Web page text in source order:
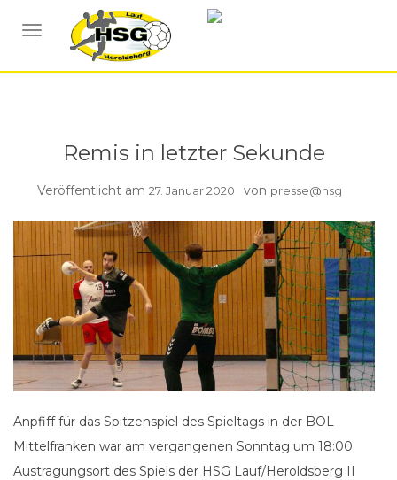
NAVIGATION UMSCHALTEN
BERICHTE BERICHTE HSG2
Remis in letzter Sekunde
Veröffentlicht am 27. Januar 2020 von presse@hsg
Anpfiff für das Spitzenspiel des Spieltags in der BOL
Mittelfranken war am vergangenen Sonntag um 18:00.
Austragungsort des Spiels der HSG Lauf/Heroldsberg II